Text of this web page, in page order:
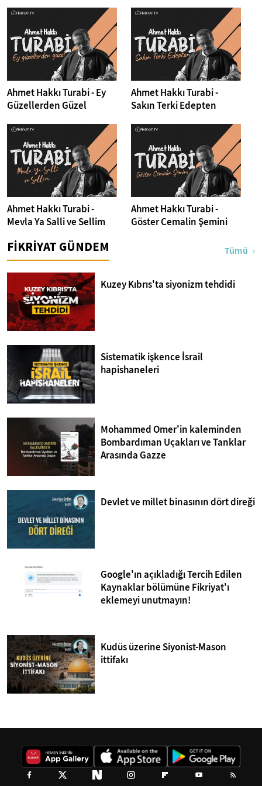
Ahmet Hakkı Turabi - Ey
Güzellerden Güzel
Ahmet Hakkı Turabi -
Sakın Terki Edepten
Ahmet Hakkı Turabi -
Mevla Ya Salli ve Sellim
Ahmet Hakkı Turabi -
Göster Cemalin Şemini
FİKRİYAT GÜNDEM Tümü
Kuzey Kıbrıs'ta siyonizm tehdidi
Sistematik işkence İsrail
hapishaneleri
Mohammed Omer'in kaleminden
Bombardıman Uçakları ve Tanklar
Arasında Gazze
Devlet ve millet binasının dört direği
Google'ın açıkladığı Tercih Edilen
Kaynaklar bölümüne Fikriyat'ı
eklemeyi unutmayın!
Kudüs üzerine Siyonist-Mason
ittifakı